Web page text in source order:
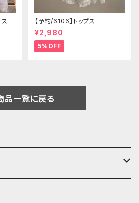
【予約/6106】トップス
¥2,980
5%OFF
品一覧に戻る